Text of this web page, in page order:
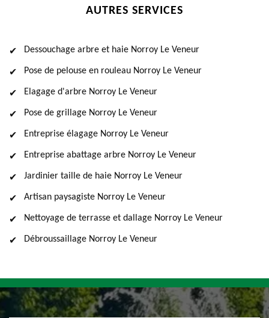
AUTRES SERVICES
Dessouchage arbre et haie Norroy Le Veneur
Pose de pelouse en rouleau Norroy Le Veneur
Elagage d'arbre Norroy Le Veneur
Pose de grillage Norroy Le Veneur
Entreprise élagage Norroy Le Veneur
Entreprise abattage arbre Norroy Le Veneur
Jardinier taille de haie Norroy Le Veneur
Artisan paysagiste Norroy Le Veneur
Nettoyage de terrasse et dallage Norroy Le Veneur
Débroussaillage Norroy Le Veneur